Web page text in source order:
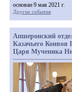
основан 9 мая 2021 г.
Другие события
Апшеронский
Казачьего Конвоя
Царя Мученика